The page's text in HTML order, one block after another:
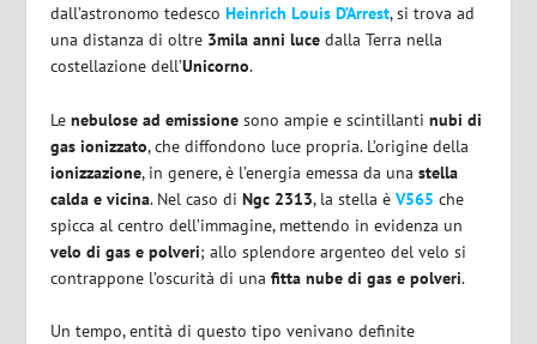
dall’astronomo tedescoHeinrich Louis D’Arrest, si trova ad
una distanza di oltre 3mila anni luce dalla Terra nella
costellazione dell’Unicorno.
Lenebulose ad emissione sono ampie e scintillantinubi di
gas ionizzato, che diffondono luce propria. L’origine della
ionizzazione, in genere, è l’energia emessa da unastella
calda e vicina. Nel caso diNgc 2313, la stella èV565 che
spicca al centro dell’immagine, mettendo in evidenza un
velo di gas e polveri; allo splendore argenteo del velo si
contrappone l’oscurità di unafitta nube di gas e polveri.
Un tempo, entità di questo tipo venivano definite